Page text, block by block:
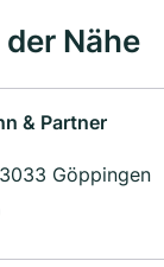
Nähe
& Partner
Göppingen